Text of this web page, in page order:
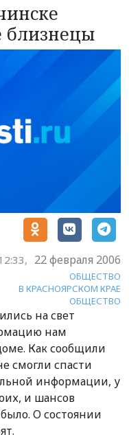
близнецы
22 февраля 2006
ОБЩЕСТВО
В КРАСНОЯРСКОМ КРАЕ
ОБЩЕСТВО
на свет
нам
Как сообщили
смогли спасти
информации, у
и шансов
О состоянии